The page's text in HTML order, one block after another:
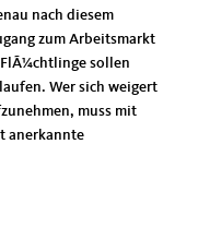
nach diesem
zum Arbeitsmarkt
sollen
Wer sich weigert
muss mit
anerkannte